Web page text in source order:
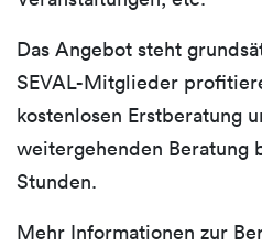
Das Angebot steht
SEVAL-Mitglieder
kostenlosen Erstberatung
weitergehenden Beratung
Stunden.
Mehr Informationen zur